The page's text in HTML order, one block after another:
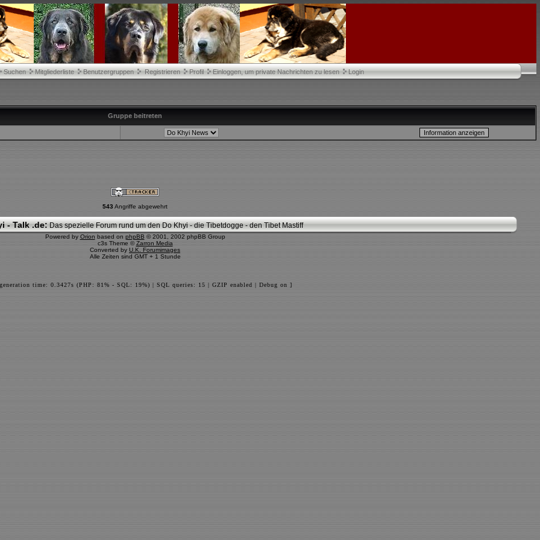
Suchen Mitgliederliste Benutzergruppen Registrieren Profil Einloggen, um private Nachrichten zu lesen Login
Gruppe beitreten
543 Angriffe abgewehrt
- Talk .de: Das spezielle Forum rund um den Do Khyi - die Tibetdogge - den Tibet Mastiff
Powered by Orion based on phpBB © 2001, 2002 phpBB Group
c3s Theme ©Zarron Media
Converted by U.K. Forumimages
Alle Zeiten sind GMT + 1 Stunde
time: 0.3427s (PHP: 81% - SQL: 19%) | SQL queries: 15 | GZIP enabled | Debug on ]